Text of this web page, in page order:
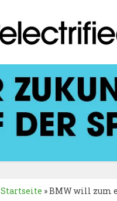
Startseite »BMW will zum